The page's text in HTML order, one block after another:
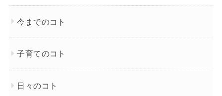
今までのコト
子育てのコト
日々のコト